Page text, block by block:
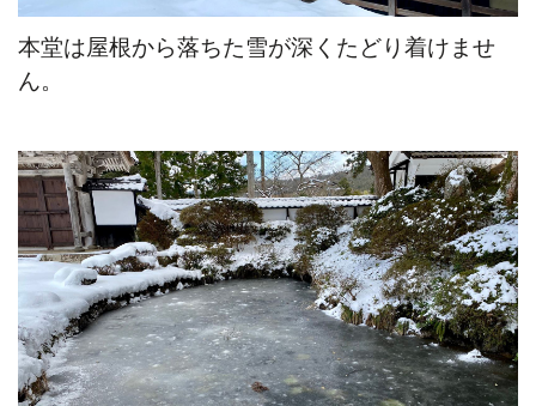
本堂は屋根から落ちた雪が深くたどり着けませ
ん。